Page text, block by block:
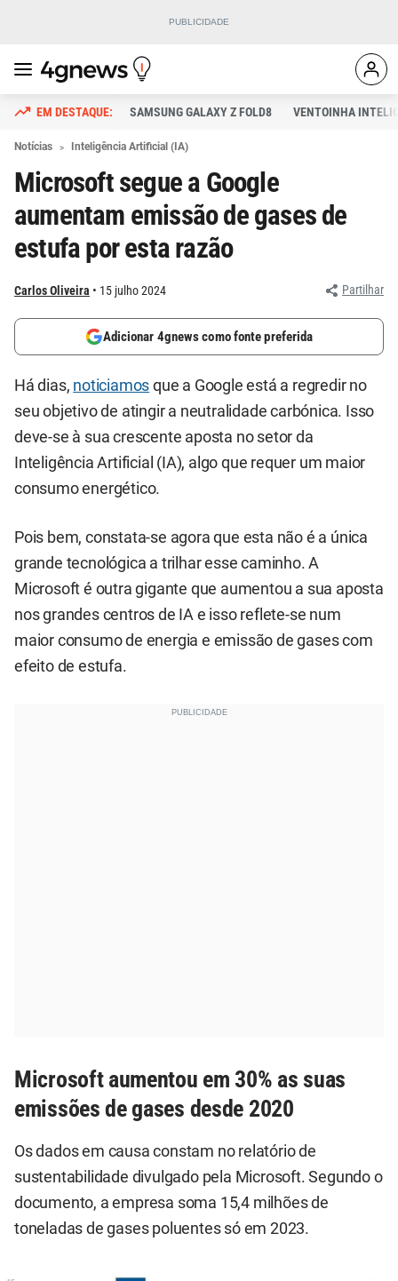
SAMSUNG GALAXY Z FOLD8 VENTOINHA
Notícias Inteligência Artificial (IA)
Microsoft segue a Google
aumentam emissão de gases de
estufa por esta razão
Carlos Oliveira 15 julho 2024 Partilhar
Adicionar 4gnews como fonte preferida
Há dias, noticiamos que a Google está a regredir no
seu objetivo de atingir a neutralidade carbónica. Isso
deve-se à sua crescente aposta no setor da
Inteligência Artificial (IA), algo que requer um maior
consumo energético.
Pois bem, constata-se agora que esta não é a única
grande tecnológica a trilhar esse caminho. A
Microsoft é outra gigante que aumentou a sua aposta
nos grandes centros de IA e isso reflete-se num
maior consumo de energia e emissão de gases com
efeito de estufa.
Microsoft aumentou em 30% as suas
emissões de gases desde 2020
Os dados em causa constam no relatório de
sustentabilidade divulgado pela Microsoft. Segundo o
documento, a empresa soma 15,4 milhões de
toneladas de gases poluentes só em 2023.